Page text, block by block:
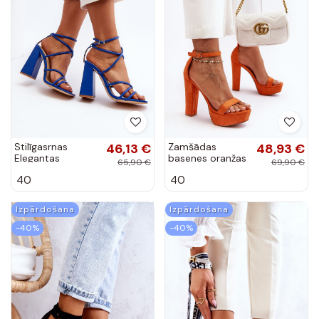
Stilīgasrnas
Elegantas
sandales Zilas
46,13 €
65,90 €
40
Zamšādas
basenes oranžas
48,93 €
69,90 €
40
Izpārdošana
-40%
Izpārdošana
-40%